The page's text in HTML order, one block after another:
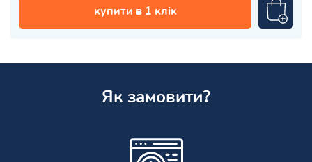
купити в 1 клік
Як замовити?